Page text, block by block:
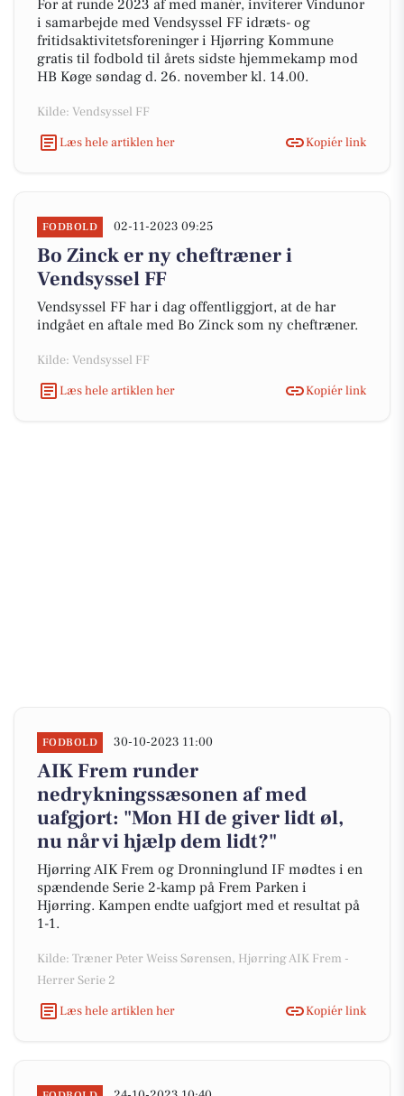
For at runde 2023 af med manér, inviterer Vindunor
i samarbejde med Vendsyssel FF idræts- og
fritidsaktivitetsforeninger i Hjørring Kommune
gratis til fodbold til årets sidste hjemmekamp mod
HB Køge søndag d. 26. november kl. 14.00.
Kilde: Vendsyssel FF
Læs hele artiklen her
Kopiér link
FODBOLD 02-11-2023 09:25
Bo Zinck er ny cheftræner i
Vendsyssel FF
Vendsyssel FF har i dag offentliggjort, at de har
indgået en aftale med Bo Zinck som ny cheftræner.
Kilde: Vendsyssel FF
Læs hele artiklen her
Kopiér link
FODBOLD 30-10-2023 11:00
AIK Frem runder
nedrykningssæsonen af med
uafgjort: "Mon HI de giver lidt øl,
nu når vi hjælp dem lidt?"
Hjørring AIK Frem og Dronninglund IF mødtes i en
spændende Serie 2-kamp på Frem Parken i
Hjørring. Kampen endte uafgjort med et resultat på
1-1.
Kilde: Træner Peter Weiss Sørensen, Hjørring AIK Frem -
Herrer Serie 2
Læs hele artiklen her
Kopiér link